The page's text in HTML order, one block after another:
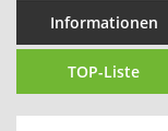
Informationen
TOP-Liste